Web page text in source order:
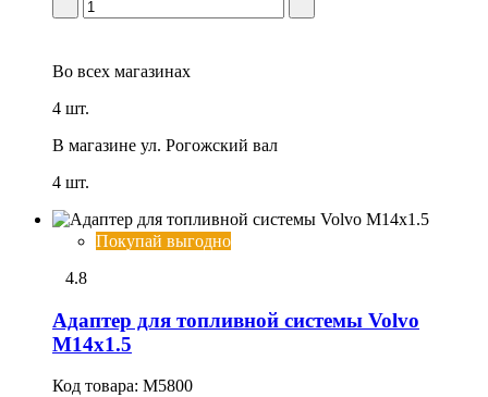
Во всех магазинах
4 шт.
В магазине ул. Рогожский вал
4 шт.
Покупай выгодно
4.8
Адаптер для топливной системы Volvo
М14х1.5
Код товара: M5800